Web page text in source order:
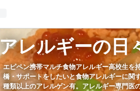
アレルギーの日
エピペン携帯マルチ食物アレルギー高校生を
橋・サポートをしたいと食物アレルギーに関
種類以上のアレルゲン有。アレルギー専門医